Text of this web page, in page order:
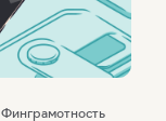
Финграмотность